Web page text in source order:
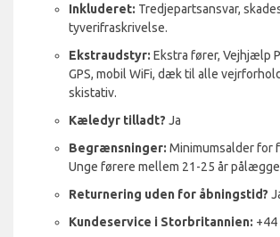
Inkluderet: Tredjepartsansvar,
tyverifraskrivelse.
Ekstraudstyr: Ekstra fører, Vejhjælp
GPS, mobil WiFi, dæk til alle
skistativ.
Kæledyr tilladt? Ja
Begrænsninger: Minimumsalder for
Unge førere mellem 21-25 år
Returnering uden for åbningstid?
Kundeservice i Storbritannien: